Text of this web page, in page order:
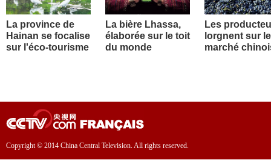
La province de
Hainan se focalise
sur l'éco-tourisme
La bière Lhassa,
élaborée sur le toit
du monde
Les
lorgnent sur le
marché
Copyright © 2014 China Central Television. All rights reserved.